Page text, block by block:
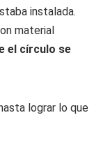
instalada.
material
el círculo se
lograr lo que